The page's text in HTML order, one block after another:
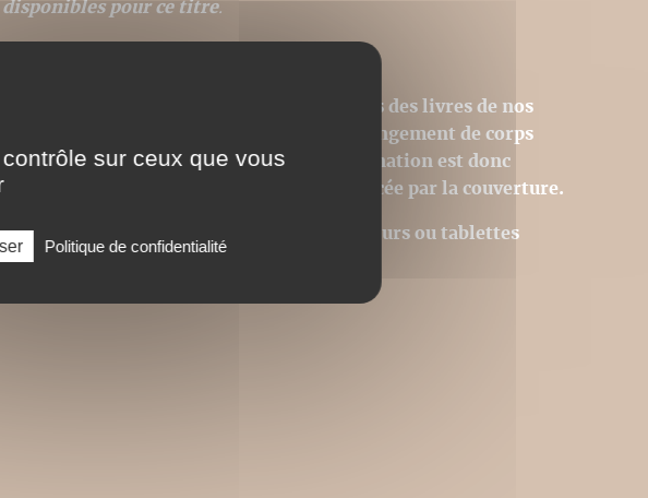
pour ce titre.
sont des versions PDF homothétiques des livres de nos
Ils ne sont donc pas modifiables (changement de corps
police, modification des images). La pagination est donc
et la première page du livre est remplacée par la couverture.
par le logiciel Acrobat © sur des ordinateurs ou tablettes
Asus ou autres.
sur ceux que vous
Politique de confidentialité